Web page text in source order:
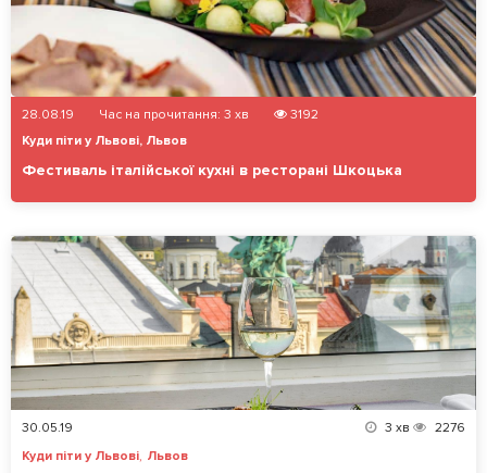
28.08.19 Час на прочитання: 3 хв
3192
Куди піти у Львові, Львов
Фестиваль італійської кухні в ресторані Шкоцька
30.05.19 3 хв
2276
Куди піти у Львові, Львов